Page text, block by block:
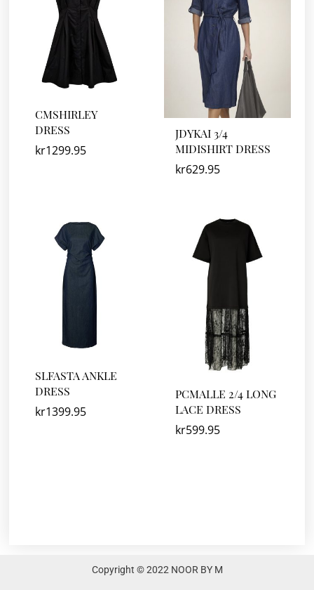
CMSHIRLEY
DRESS
kr1299.95
JDYKAI 3/4
MIDISHIRT DRESS
kr629.95
SLFASTA ANKLE
DRESS
kr1399.95
PCMALLE 2/4 LONG
LACE DRESS
kr599.95
Copyright © 2022 NOOR BY M